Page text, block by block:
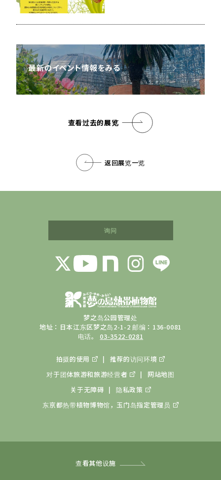
查看过去的展览
返回展览一览
询问
梦之岛公园管理处
地址：日本江东区梦之岛2-1-2 邮编：136-0081
电话。 03-3522-0281
拍摄的使用
推荐的访问环境
对于团体旅游和旅游经营者
网站地图
关于无障碍
隐私政策
东京都热带植物博物馆，玉门岛指定管理员
查看其他设施